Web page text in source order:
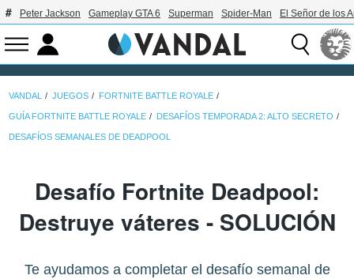
Peter Jackson Gameplay GTA 6 Superman Spider-Man El Señor de los
VANDAL JUEGOS FORTNITE BATTLE ROYALE
GUÍA FORTNITE BATTLE ROYALE DESAFÍOS TEMPORADA 2: ALTO SECRETO
DESAFÍOS SEMANALES DE DEADPOOL
Desafío Fortnite Deadpool:
Destruye váteres - SOLUCIÓN
Te ayudamos a completar el desafío semanal de